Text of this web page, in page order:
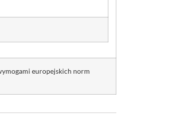
europejskich norm